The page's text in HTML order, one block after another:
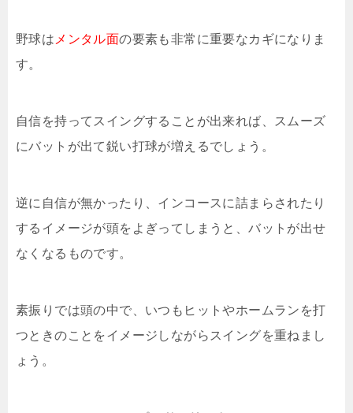
野球は メンタル面の要素も非常に重要なカギになりま
す。
自信を持ってスイングすることが出来れば、スムーズ
にバットが出て鋭い打球が増えるでしょう。
逆に自信が無かったり、インコースに詰まらされたり
するイメージが頭をよぎってしまうと、バットが出せ
なくなるものです。
素振りでは頭の中で、いつもヒットやホームランを打
つときのことをイメージしながらスイングを重ねまし
ょう。